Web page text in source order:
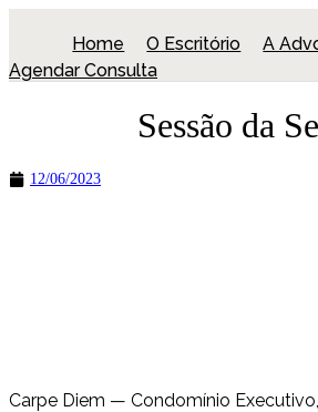
conteúdo
Home O Escritório A
Agendar Consulta
Sessão da
12/06/2023
Carpe Diem — Condomínio Executivo,